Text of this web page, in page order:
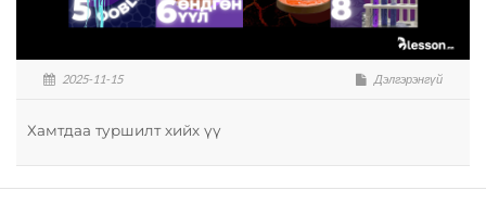
2025-11-15 Дэлгэрэнгүй
Хамтдаа туршилт хийх үү